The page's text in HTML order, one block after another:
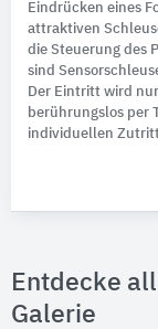
Eindrücken eines
attraktiven
die Steuerung des
sind
Der Eintritt wird
berührungslos per
individuellen
Entdecke
Galerie